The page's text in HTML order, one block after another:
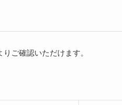
りご確認いただけます。